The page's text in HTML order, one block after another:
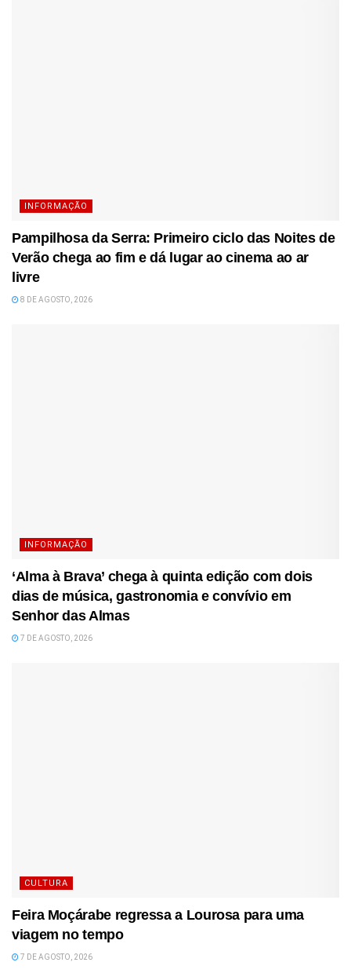
INFORMAÇÃO
Pampilhosa da Serra: Primeiro ciclo das Noites de
Verão chega ao fim e dá lugar ao cinema ao ar
livre
8 DE AGOSTO, 2026
INFORMAÇÃO
‘Alma à Brava’ chega à quinta edição com dois
dias de música, gastronomia e convívio em
Senhor das Almas
7 DE AGOSTO, 2026
CULTURA
Feira Moçárabe regressa a Lourosa para uma
viagem no tempo
7 DE AGOSTO, 2026